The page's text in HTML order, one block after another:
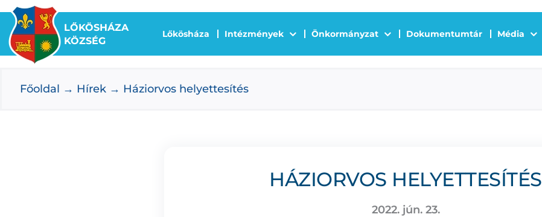
Kihagyás
LŐKÖSHÁZA
KÖZSÉG
Lőkösháza Intézmények Önkormányzat Dokumentumtár Média
Főoldal Hírek Háziorvos helyettesítés
HÁZIORVOS HELYETTESÍTÉS
2022. jún. 23.